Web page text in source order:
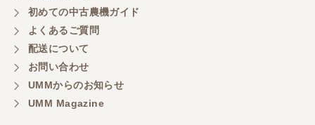
三重県／
初めてコンバインを買いに行ったのですが、とても
明るい方に担当していただき細かく説明して下さっ
てとても嬉しかったです。
初めての中古農機ガイド
よくあるご質問
配送について
お問い合わせ
UMMからのお知らせ
UMM Magazine